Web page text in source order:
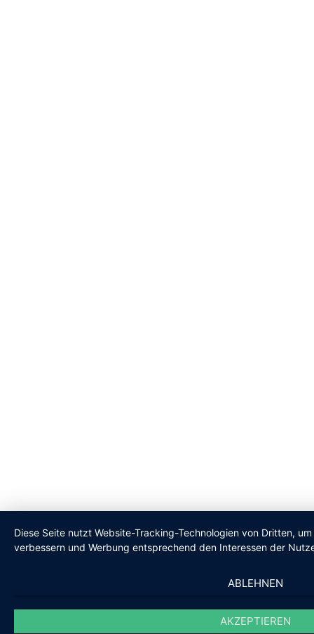
Diese Seite nutzt Website-Tracking-Technologien von Dritten,
verbessern und Werbung entsprechend den Interessen der
ABLEHNEN
AKZEPTIEREN